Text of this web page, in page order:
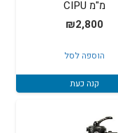
מ"מ CIPU
₪2,800
הוספה לסל
קנה כעת